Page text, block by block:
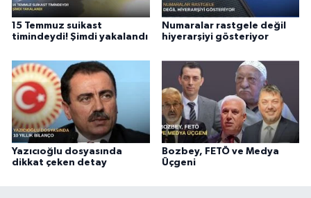
15 Temmuz suikast
timindeydi! Şimdi yakalandı
Numaralar rastgele değil
hiyerarşiyi gösteriyor
Yazıcıoğlu dosyasında
dikkat çeken detay
Bozbey, FETÖ ve Medya
Üçgeni